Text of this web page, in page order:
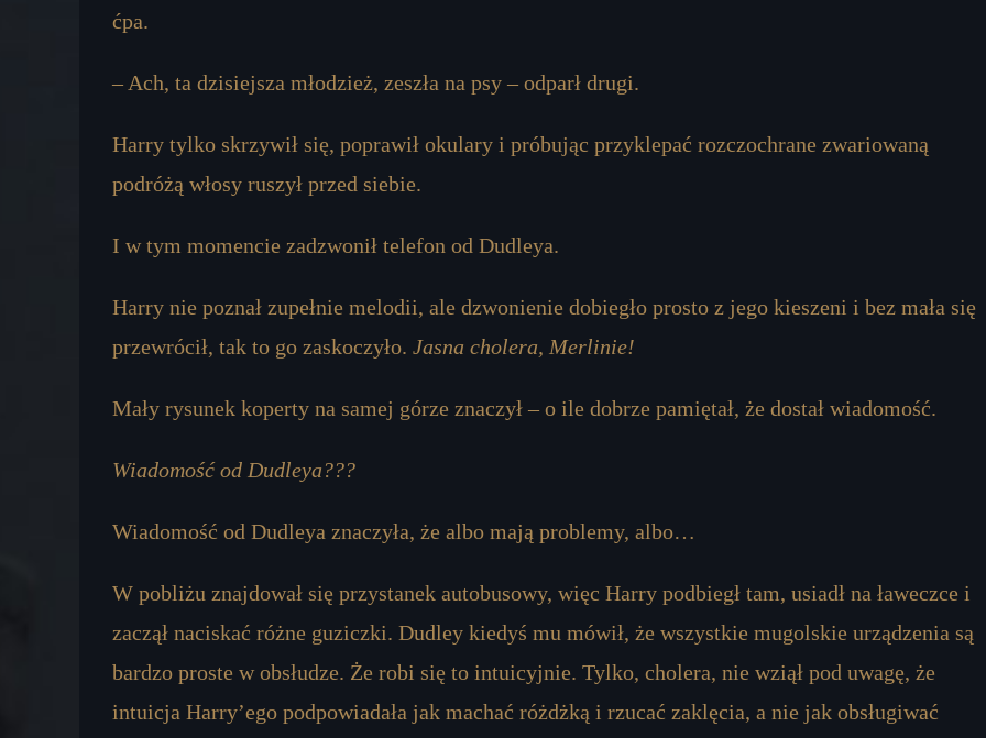
ćpa.
– Ach, ta dzisiejsza młodzież, zeszła na psy – odparł drugi.
Harry tylko skrzywił się, poprawił okulary i próbując przyklepać rozczochrane zwariowaną
podróżą włosy ruszył przed siebie.
I w tym momencie zadzwonił telefon od Dudleya.
Harry nie poznał zupełnie melodii, ale dzwonienie dobiegło prosto z jego kieszeni i bez mała się
przewrócił, tak to go zaskoczyło. Jasna cholera, Merlinie!
Mały rysunek koperty na samej górze znaczył – o ile dobrze pamiętał, że dostał wiadomość.
Wiadomość od Dudleya???
Wiadomość od Dudleya znaczyła, że albo mają problemy, albo…
W pobliżu znajdował się przystanek autobusowy, więc Harry podbiegł tam, usiadł na ławeczce i
zaczął naciskać różne guziczki. Dudley kiedyś mu mówił, że wszystkie mugolskie urządzenia są
bardzo proste w obsłudze. Że robi się to intuicyjnie. Tylko, cholera, nie wziął pod uwagę, że
intuicja Harry’ego podpowiadała jak machać różdżką i rzucać zaklęcia, a nie jak obsługiwać